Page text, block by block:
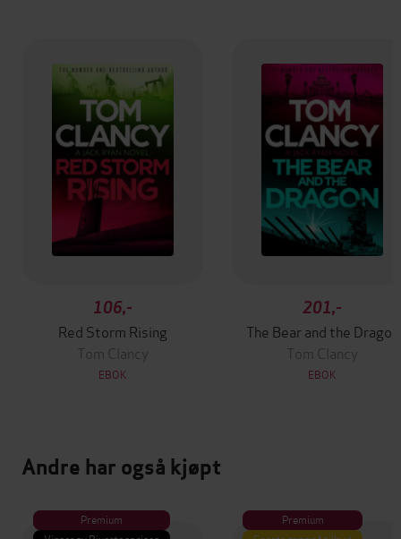
106,-
Red Storm Rising
Tom Clancy
EBOK
201,-
The Bear and the Dragon
Tom Clancy
EBOK
Andre har også kjøpt
Premium
Premium